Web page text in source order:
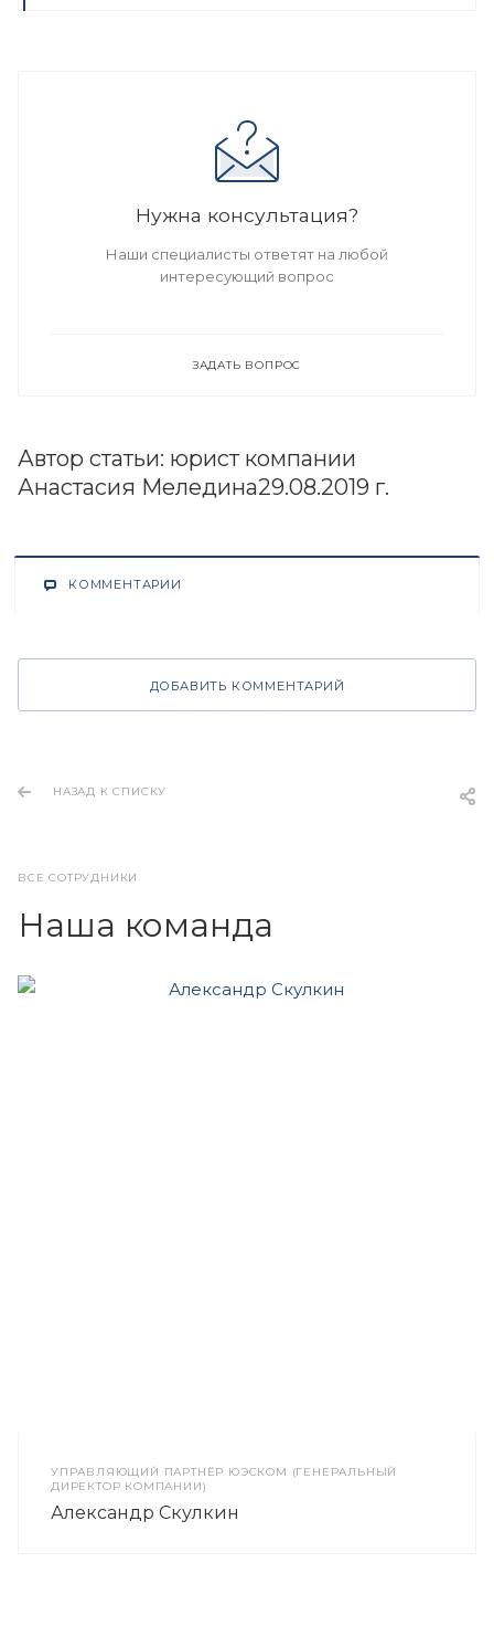
Нужна консультация?
Наши специалисты ответят на любой
интересующий вопрос
ЗАДАТЬ ВОПРОС
Автор статьи: юрист компании
Анастасия Меледина29.08.2019 г.
КОММЕНТАРИИ
ДОБАВИТЬ КОММЕНТАРИЙ
НАЗАД К СПИСКУ
ВСЕ СОТРУДНИКИ
Наша команда
УПРАВЛЯЮЩИЙ ПАРТНЁР ЮЭСКОМ (ГЕНЕРАЛЬНЫЙ
ДИРЕКТОР КОМПАНИИ)
Александр Скулкин